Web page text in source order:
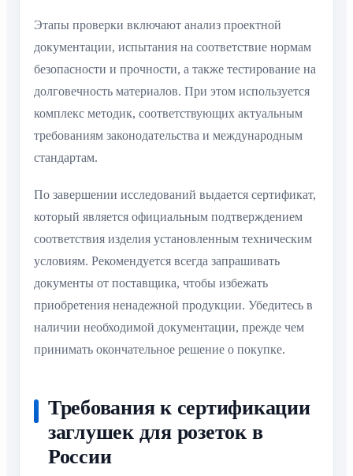
Этапы проверки включают анализ проектной
документации, испытания на соответствие нормам
безопасности и прочности, а также тестирование на
долговечность материалов. При этом используется
комплекс методик, соответствующих актуальным
требованиям законодательства и международным
стандартам.
По завершении исследований выдается сертификат,
который является официальным подтверждением
соответствия изделия установленным техническим
условиям. Рекомендуется всегда запрашивать
документы от поставщика, чтобы избежать
приобретения ненадежной продукции. Убедитесь в
наличии необходимой документации, прежде чем
принимать окончательное решение о покупке.
Требования к сертификации
заглушек для розеток в
России